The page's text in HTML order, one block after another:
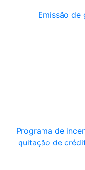
Emissão de
Programa de
quitação de